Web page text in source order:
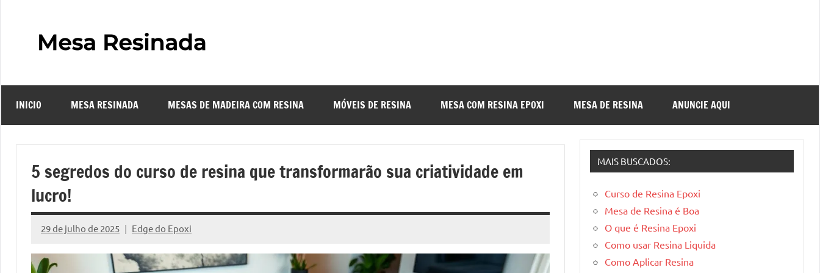
Resinada
–
Como
Mesa
resinadas,
a
encontra
INICIO MESA RESINADA MESAS DE MADEIRA COM RESINA MÓVEIS DE RESINA MESA COM RESINA EPOXI MESA DE RESINA ANUNCIE AQUI
5 segredos do curso de resina que transformarão sua criatividade em
lucro!
29 de julho de 2025 Edge do Epoxi
Nenhum
Comentário
MAIS BUSCADOS:
Curso de Resina Epoxi
Mesa de Resina é Boa
O que é Resina Epoxi
Como usar Resina Liquida
Como Aplicar Resina